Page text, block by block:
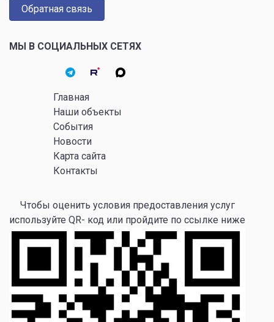
Обратная связь
МЫ В СОЦИАЛЬНЫХ СЕТЯХ
Главная
Наши объекты
События
Новости
Карта сайта
Контакты
Чтобы оценить условия предоставления услуг
используйте QR- код или пройдите по ссылке ниже